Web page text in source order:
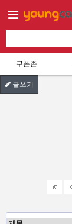
쿠폰존
글쓰기